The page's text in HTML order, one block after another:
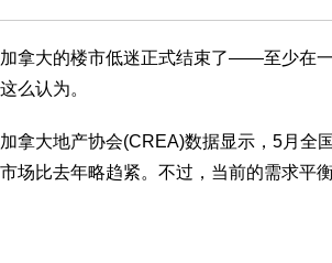
加拿大的楼市低迷正式结束了——至少在
这么认为。
加拿大地产协会(CREA)数据显示，5月全
市场比去年略趋紧。不过，当前的需求平